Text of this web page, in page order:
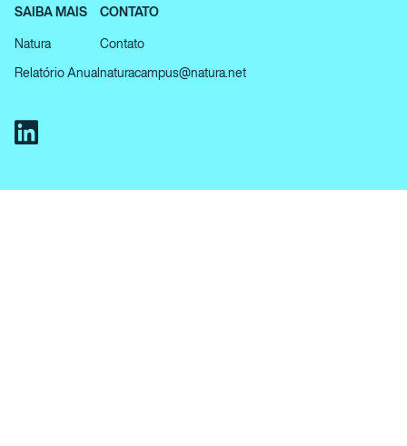
SAIBA MAIS
Natura
Relatório Anual
CONTATO
Contato
naturacampus@natura.net